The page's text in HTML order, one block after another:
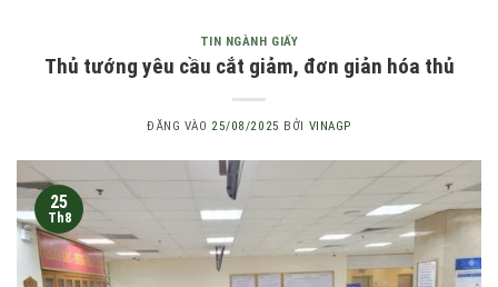
TIN NGÀNH GIẤY
Thủ tướng yêu cầu cắt giảm, đơn giản hóa thủ
ĐĂNG VÀO 25/08/2025 BỞI VINAGP
25
Th8